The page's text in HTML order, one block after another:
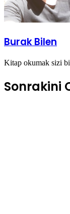
Burak Bilen
Kitap okumak sizi
Sonrakini